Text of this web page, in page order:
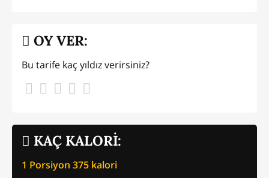
KAÇ KALORİ:
1 Porsiyon 375 kalori
OY VER:
Bu tarife kaç yıldız verirsiniz?